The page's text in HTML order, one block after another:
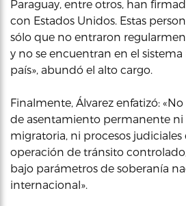
Paraguay, entre otros, han
con Estados Unidos. Estas
sólo que no entraron
y no se encuentran en el
país», abundó el alto cargo.
Finalmente, Álvarez enfatizó:
de asentamiento permanente ni
migratoria, ni procesos judiciales
operación de tránsito
bajo parámetros de soberanía
internacional».